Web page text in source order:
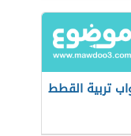
تربية القطط